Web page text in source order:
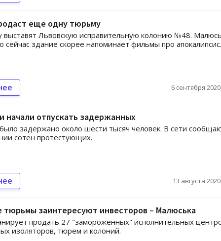
еще одну тюрьму
выставят Львовскую исправительную колонию №48.
сейчас здание скорее напоминает фильмы про апокалипсис.
6 сентября
начали отпускать задержанных
задержано около шести тысяч человек. В сети
сотен протестующих.
13 августа
заинтересуют инвесторов – Малюська
продать 27 "замороженных" исполнительных
изоляторов, тюрем и колоний.